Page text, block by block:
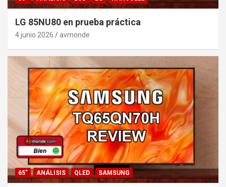
LG 85NU80 en prueba práctica
4 junio 2026 avmonde
65" ANÁLISIS QLED SAMSUNG